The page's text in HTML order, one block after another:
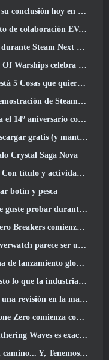
última actualización de SWTOR
EVANGELION
Steam Next Fest
de EE. UU. con una nueva campaña narrativa
quiero ver del MMO de Riot
Embers Of The Uncrowned Tomorrow
que deberán resolver juntos
mantener) Por tiempo limitado
Crystal Saga Nova
especial en el juego
botín y pesca
durante el Bullet Fest
comienza hoy
cyborg con exceso de trabajo
global de RF Online
los MMO necesita ahora mismo
visual del juego en los últimos diez años
en el cielo, Y a la plataforma Steam
de mis eventos cruzados de videojuegos
ventana de lanzamiento oficial